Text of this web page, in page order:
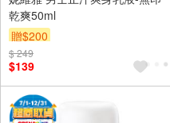
乾爽50ml
贈$200
$ 249
$139